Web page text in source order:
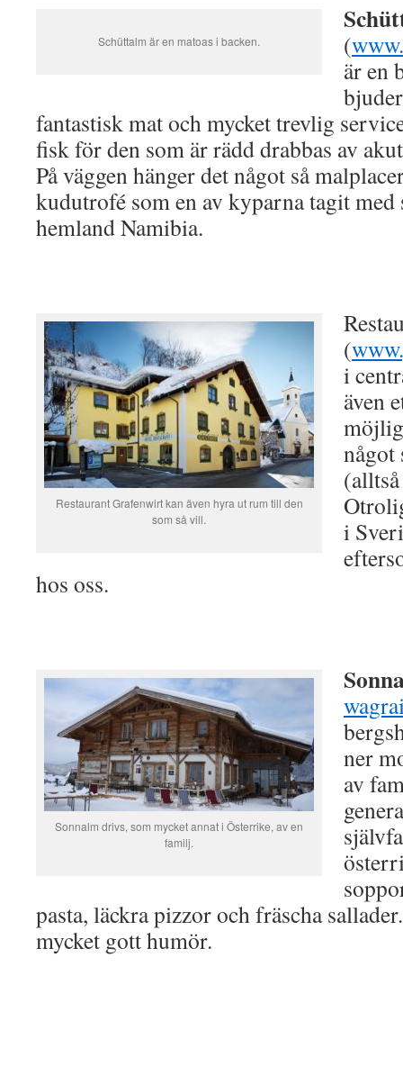
Schüttalm är en matoas i backen. (
är en
fantastisk mat och mycket trevlig
fisk för den som är rädd drabbas av
På väggen hänger det något så
kudutrofé som en av kyparna tagit
hemland Namibia.
Restaurant Grafenwirt kan även hyra ut rum till den
som så vill.
(
i
även
något
i
hos oss.
Sonnalm drivs, som mycket annat i Österrike, av en
familj.
ner
av
pasta, läckra pizzor och fräscha
mycket gott humör.